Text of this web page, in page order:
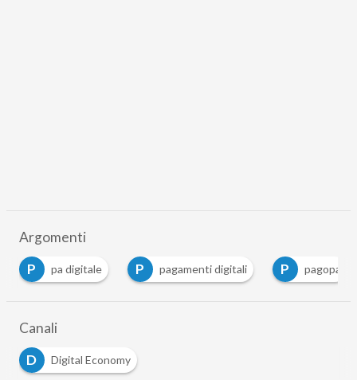
Argomenti
P
pagamenti digitali P pagopa P poligrafico
Canali
D
Digital Economy